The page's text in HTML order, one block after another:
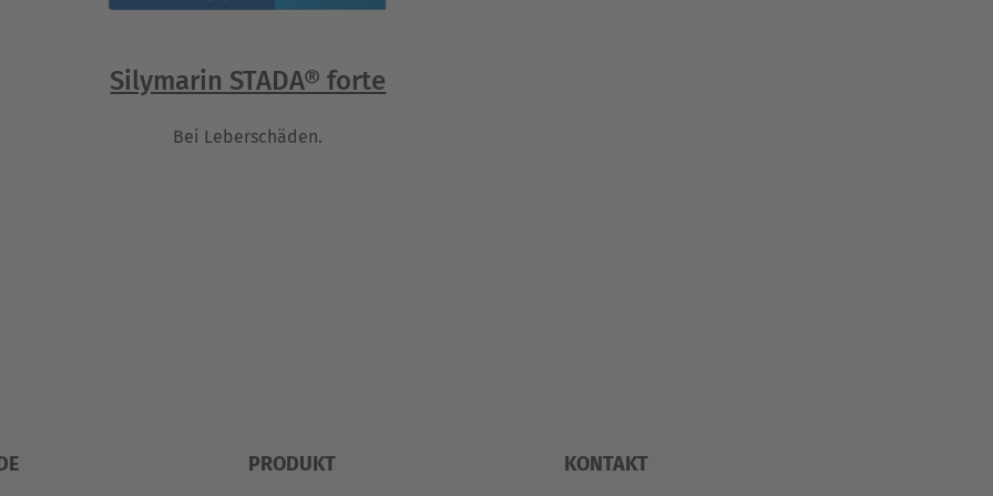
Silymarin STADA® forte
Bei Leberschäden.
PRODUKT KONTAKT